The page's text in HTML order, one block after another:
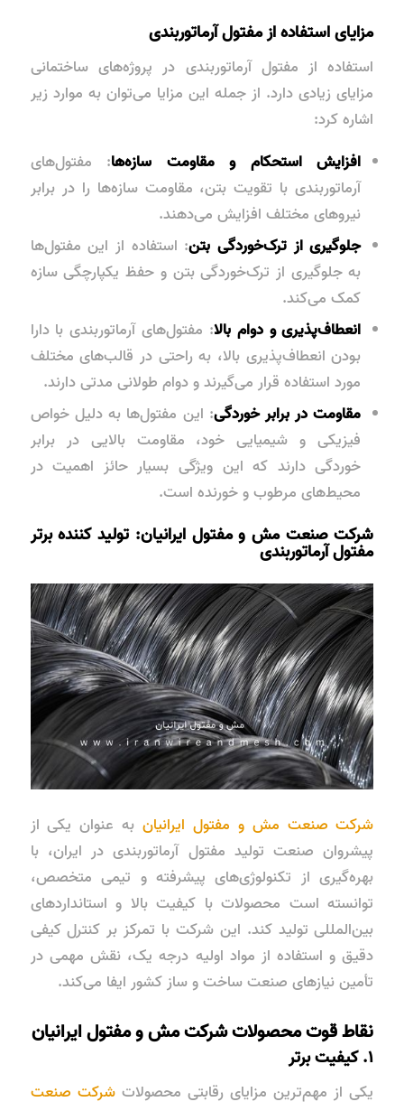
مزایای استفاده از مفتول آرماتوربندی
استفاده از مفتول آرماتوربندی در پروژه‌های ساختمانی
مزایای زیادی دارد. از جمله این مزایا می‌توان به موارد زیر
اشاره کرد:
افزایش استحکام و مقاومت سازه‌ها: مفتول‌های
آرماتوربندی با تقویت بتن، مقاومت سازه‌ها را در برابر
نیروهای مختلف افزایش می‌دهند.
جلوگیری از ترک‌خوردگی بتن: استفاده از این مفتول‌ها
به جلوگیری از ترک‌خوردگی بتن و حفظ یکپارچگی سازه
کمک می‌کند.
انعطاف‌پذیری و دوام بالا: مفتول‌های آرماتوربندی با دارا
بودن انعطاف‌پذیری بالا، به راحتی در قالب‌های مختلف
مورد استفاده قرار می‌گیرند و دوام طولانی مدتی دارند.
مقاومت در برابر خوردگی: این مفتول‌ها به دلیل خواص
فیزیکی و شیمیایی خود، مقاومت بالایی در برابر
خوردگی دارند که این ویژگی بسیار حائز اهمیت در
محیط‌های مرطوب و خورنده است.
شرکت صنعت مش و مفتول ایرانیان: تولید کننده برتر
مفتول آرماتوربندی
شرکت صنعت مش و مفتول ایرانیانبه عنوان یکی از
پیشروان صنعت تولید مفتول آرماتوربندی در ایران، با
بهره‌گیری از تکنولوژی‌های پیشرفته و تیمی متخصص،
توانسته است محصولات با کیفیت بالا و استانداردهای
بین‌المللی تولید کند. این شرکت با تمرکز بر کنترل کیفی
دقیق و استفاده از مواد اولیه درجه یک، نقش مهمی در
تأمین نیازهای صنعت ساخت و ساز کشور ایفا می‌کند.
نقاط قوت محصولات شرکت مش و مفتول ایرانیان
۱. کیفیت برتر
یکی از مهم‌ترین مزایای رقابتی محصولاتشرکت صنعت